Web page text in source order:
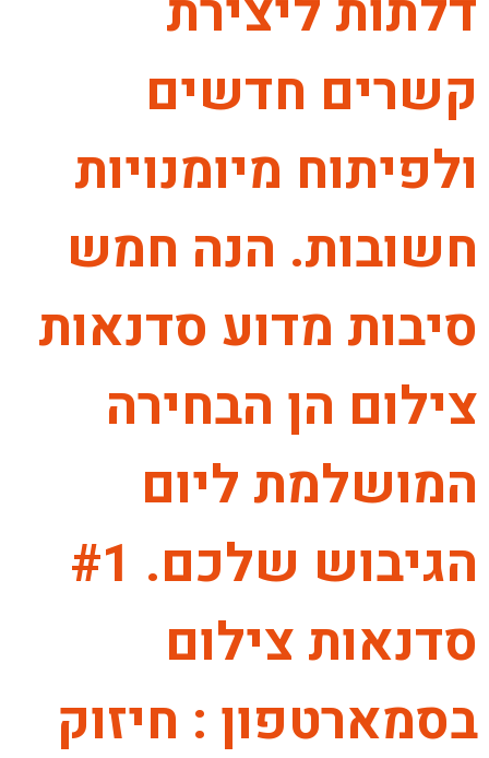
קשרים חדשים
ולפיתוח מיומנויות
חשובות. הנה חמש
סיבות מדוע סדנאות
צילום הן הבחירה
המושלמת ליום
הגיבוש שלכם. #1
סדנאות צילום
בסמארטפון : חיזוק